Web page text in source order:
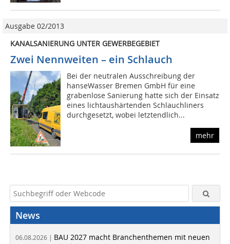
Ausgabe 02/2013
KANALSANIERUNG UNTER GEWERBEGEBIET
Zwei Nennweiten – ein Schlauch
Bei der neutralen Ausschreibung der
hanseWasser Bremen GmbH für eine
grabenlose Sanierung hatte sich der Einsatz
eines lichtaushärtenden Schlauchliners
durchgesetzt, wobei letztendlich...
mehr
News
06.08.2026 | BAU 2027 macht Branchenthemen mit neuen